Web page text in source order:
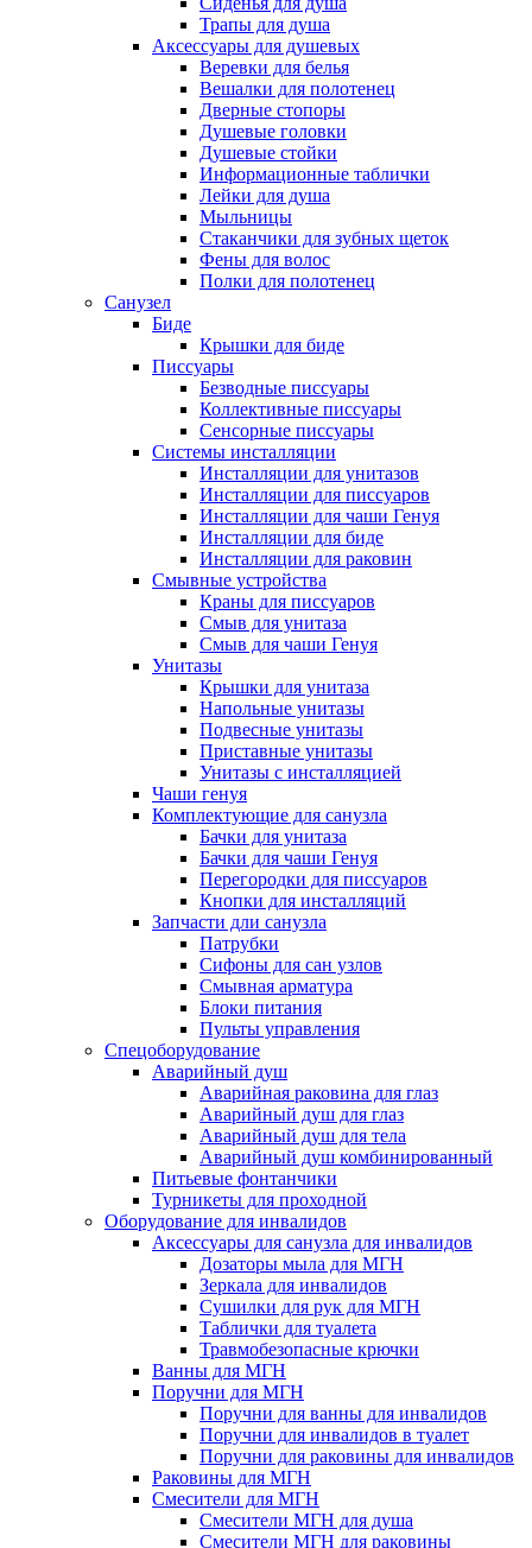
Трапы для душа
Аксессуары для душевых
Веревки для белья
Вешалки для полотенец
Дверные стопоры
Душевые головки
Душевые стойки
Информационные таблички
Лейки для душа
Мыльницы
Стаканчики для зубных щеток
Фены для волос
Полки для полотенец
Санузел
Биде
Крышки для биде
Писсуары
Безводные писсуары
Коллективные писсуары
Сенсорные писсуары
Системы инсталляции
Инсталляции для унитазов
Инсталляции для писсуаров
Инсталляции для чаши Генуя
Инсталляции для биде
Инсталляции для раковин
Смывные устройства
Краны для писсуаров
Смыв для унитаза
Смыв для чаши Генуя
Унитазы
Крышки для унитаза
Напольные унитазы
Подвесные унитазы
Приставные унитазы
Унитазы с инсталляцией
Чаши генуя
Комплектующие для санузла
Бачки для унитаза
Бачки для чаши Генуя
Перегородки для писсуаров
Кнопки для инсталляций
Запчасти дли санузла
Патрубки
Сифоны для сан узлов
Смывная арматура
Блоки питания
Пульты управления
Спецоборудование
Аварийный душ
Аварийная раковина для глаз
Аварийный душ для глаз
Аварийный душ для тела
Аварийный душ комбинированный
Питьевые фонтанчики
Турникеты для проходной
Оборудование для инвалидов
Аксессуары для санузла для инвалидов
Дозаторы мыла для МГН
Зеркала для инвалидов
Сушилки для рук для МГН
Таблички для туалета
Травмобезопасные крючки
Ванны для МГН
Поручни для МГН
Поручни для ванны для инвалидов
Поручни для инвалидов в туалет
Поручни для раковины для инвалидов
Раковины для МГН
Смесители для МГН
Смесители МГН для душа
Смесители МГН для раковины